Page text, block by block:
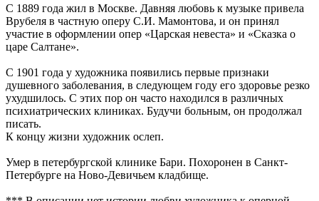
С 1889 года жил в Москве. Давняя любовь к музыке привела
Врубеля в частную оперу С.И. Мамонтова, и он принял
участие в оформлении опер «Царская невеста» и «Сказка о
царе Салтане».
С 1901 года у художника появились первые признаки
душевного заболевания, в следующем году его здоровье резко
ухудшилось. С этих пор он часто находился в различных
психиатрических клиниках. Будучи больным, он продолжал
писать.
К концу жизни художник ослеп.
Умер в петербургской клинике Бари. Похоронен в Санкт-
Петербурге на Ново-Девичьем кладбище.